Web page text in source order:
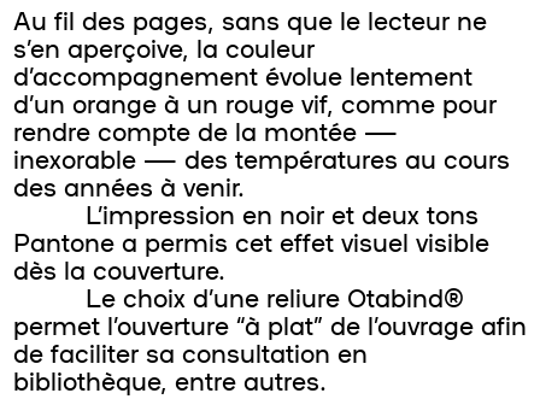
Au fil des pages, sans que le lecteur ne
s’en aperçoive, la couleur
d’accompagnement évolue lentement
d’un orange à un rouge vif, comme pour
rendre compte de la montée —
inexorable — des températures au cours
des années à venir.
L’impression en noir et deux tons
Pantone a permis cet effet visuel visible
dès la couverture.
Le choix d’une reliure Otabind®
permet l’ouverture “à plat” de l’ouvrage afin
de faciliter sa consultation en
bibliothèque, entre autres.